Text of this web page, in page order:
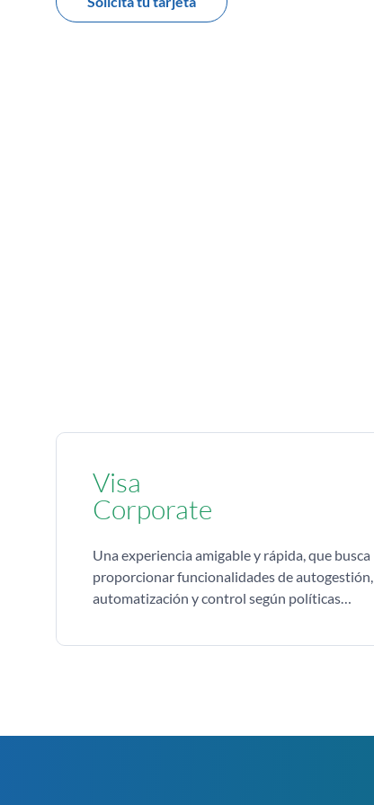
Visa
Corporate
Una experiencia amigable y rápida, que busca
proporcionar funcionalidades de autogestión,
automatización y control según políticas